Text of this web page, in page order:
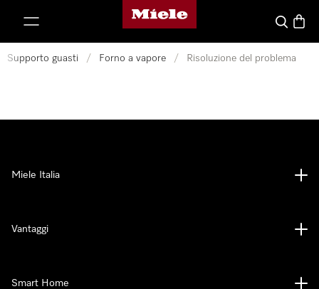
Homepage di Miele
Cerca
Supporto guasti / Forno a vapore / Risoluzione del problema
Miele Italia
Vantaggi
Smart Home